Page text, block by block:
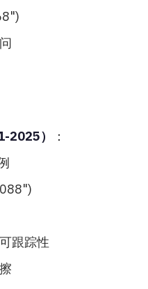
2025）
：
跟踪性